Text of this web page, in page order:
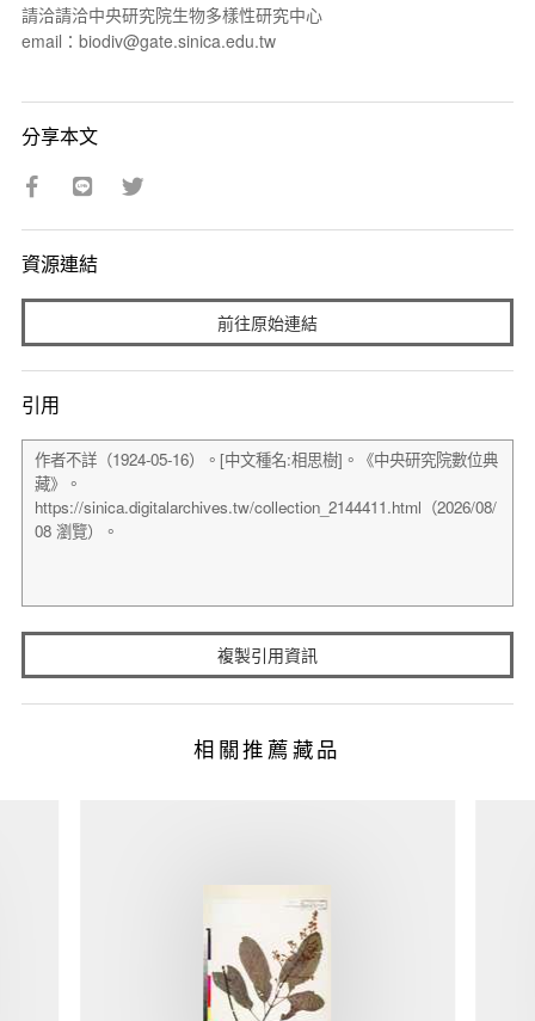
請洽請洽中央研究院生物多樣性研究中心
email：biodiv@gate.sinica.edu.tw
分享本文
資源連結
前往原始連結
引用
複製引用資訊
相關推薦藏品